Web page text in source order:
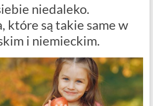
niedaleko.
które są takie same w
i niemieckim.